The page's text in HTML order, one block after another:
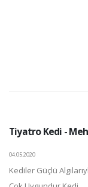
Tiyatro Kedi -
04.05.2020
Kediler Güçlü